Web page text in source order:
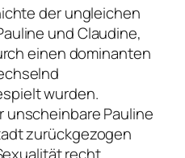
der ungleichen
und Claudine,
einen dominanten
wurden.
unscheinbare Pauline
zurückgezogen